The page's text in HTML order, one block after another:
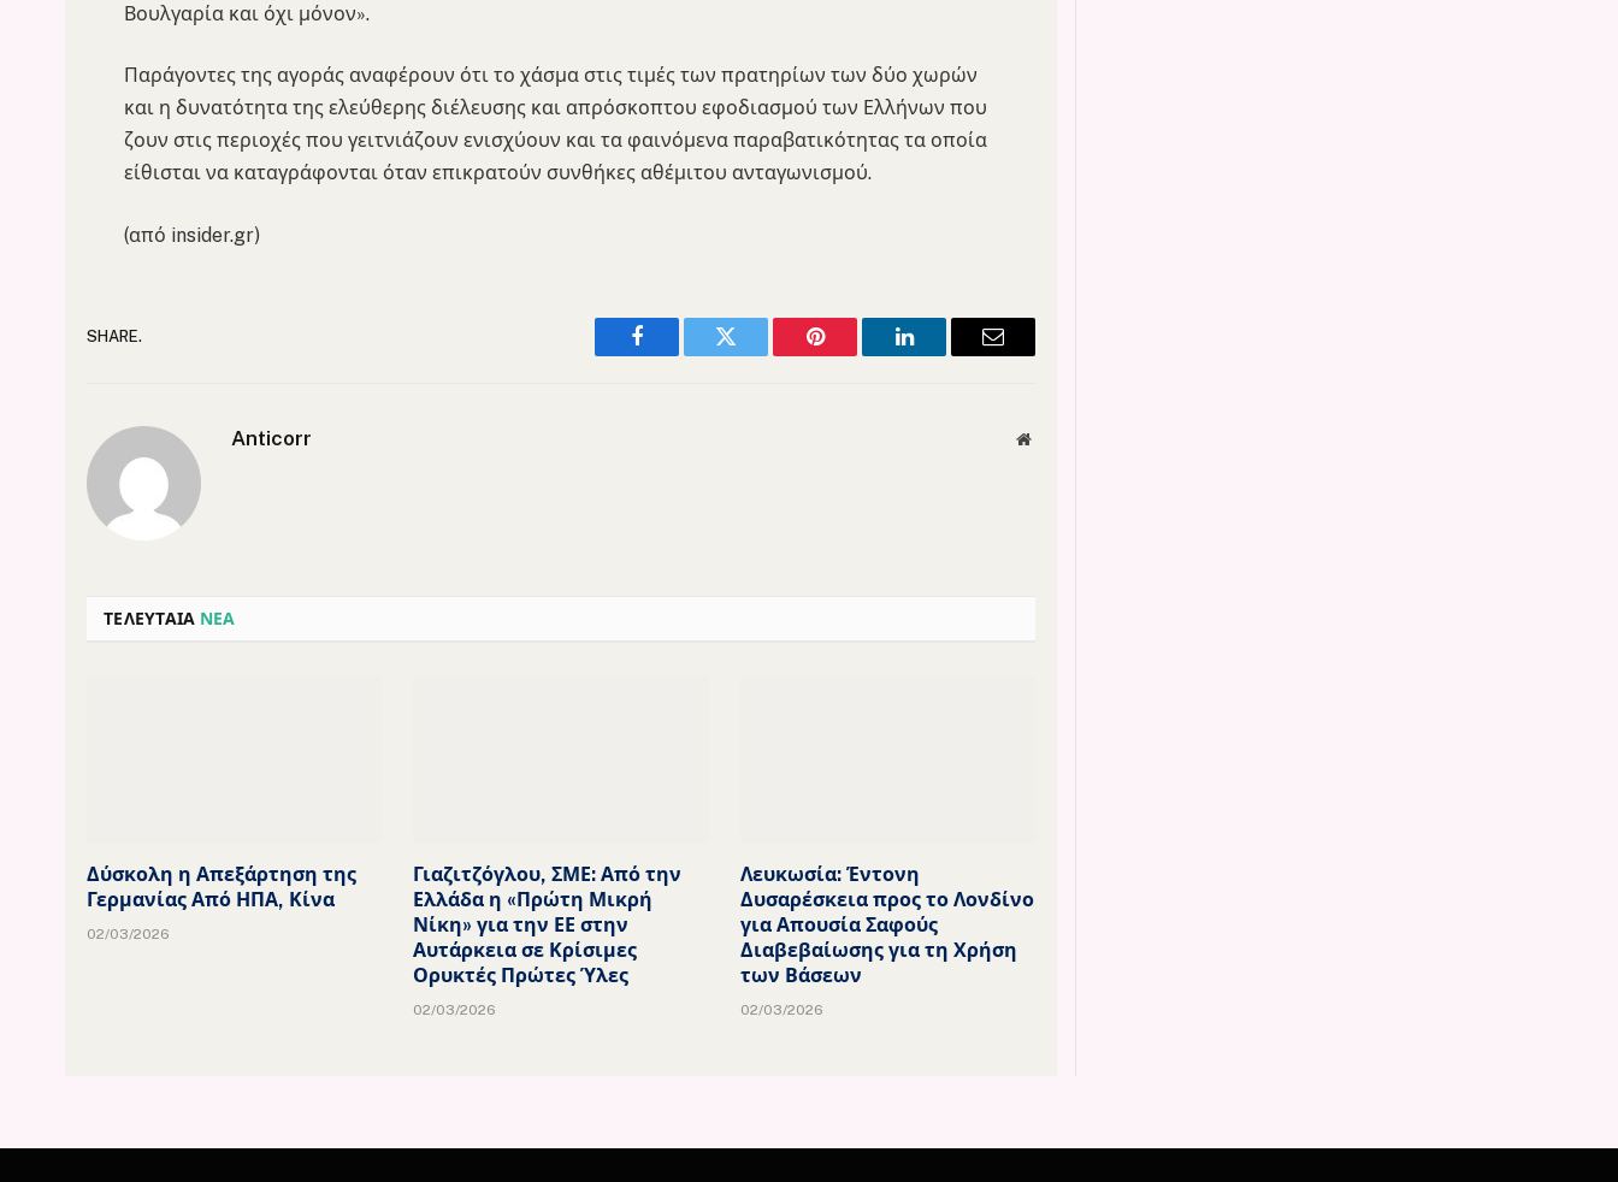
Βουλγαρία και όχι μόνον».
Παράγοντες της αγοράς αναφέρουν ότι το χάσμα στις τιμές των πρατηρίων των δύο χωρών
και η δυνατότητα της ελεύθερης διέλευσης και απρόσκοπτου εφοδιασμού των Ελλήνων που
ζουν στις περιοχές που γειτνιάζουν ενισχύουν και τα φαινόμενα παραβατικότητας τα οποία
είθισται να καταγράφονται όταν επικρατούν συνθήκες αθέμιτου ανταγωνισμού.
(από insider.gr)
SHARE.
Facebook Twitter Pinterest LinkedIn Email
Anticorr Website
ΤΕΛΕΥΤΑΙΑ ΝΕΑ
Δύσκολη η Απεξάρτηση της
Γερμανίας Από ΗΠΑ, Κίνα
02/03/2026
Γιαζιτζόγλου, ΣΜΕ: Από την
Ελλάδα η «Πρώτη Μικρή
Νίκη» για την ΕΕ στην
Αυτάρκεια σε Κρίσιμες
Ορυκτές Πρώτες Ύλες
02/03/2026
Λευκωσία: Έντονη
Δυσαρέσκεια προς το Λονδίνο
για Απουσία Σαφούς
Διαβεβαίωσης για τη Χρήση
των Βάσεων
02/03/2026